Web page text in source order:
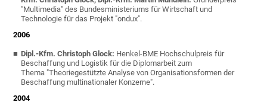
"Multimedia" des Bundesministeriums für Wirtschaft und
Technologie für das Projekt "ondux".
2006
Dipl.-Kfm. Christoph Glock: Henkel-BME Hochschulpreis für
Beschaffung und Logistik für die Diplomarbeit zum
Thema "Theoriegestützte Analyse von Organisationsformen der
Beschaffung multinationaler Konzerne".
2004